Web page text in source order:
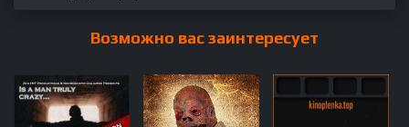
Возможно вас заинтересует